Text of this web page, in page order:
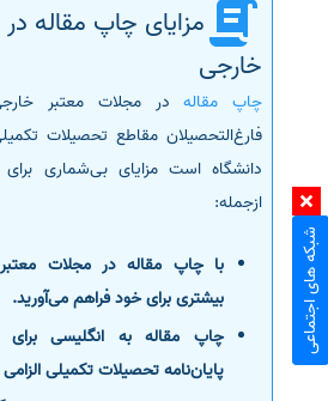
مزایای چاپ مقاله
خارجی
چاپ مقالهدر مجلات معتبر
فارغ‌التحصیلان مقاطع تحصیلات
دانشگاه است مزایای بی‌شماری برای
ازجمله:
با چاپ مقاله در مجلات
بیشتری برای خود فراهم می‌آورید.
چاپ مقاله به انگلیسی
پایان‌نامه تحصیلات تکمیلی
شبکه های اجتماعی